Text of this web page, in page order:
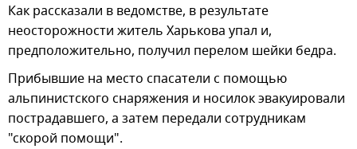
Как рассказали в ведомстве, в результате
неосторожности житель Харькова упал и,
предположительно, получил перелом шейки бедра.
Прибывшие на место спасатели с помощью
альпинистского снаряжения и носилок эвакуировали
пострадавшего, а затем передали сотрудникам
"скорой помощи".